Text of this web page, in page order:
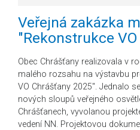
Veřejná zakázka
"Rekonstrukce
Obec Chrášťany realizovala v
malého rozsahu na výstavbu
VO Chrášťany 2025". Jednalo
nových sloupů veřejného
Chrášťanech, vyvolanou
vedení NN. Projektovou